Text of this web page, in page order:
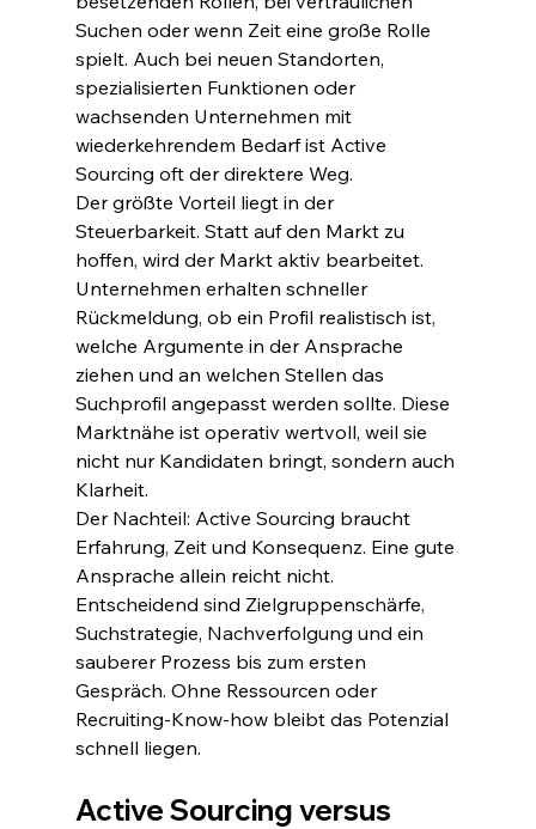
Suchen oder wenn Zeit eine große Rolle
spielt. Auch bei neuen Standorten,
spezialisierten Funktionen oder
wachsenden Unternehmen mit
wiederkehrendem Bedarf ist Active
Sourcing oft der direktere Weg.
Der größte Vorteil liegt in der
Steuerbarkeit. Statt auf den Markt zu
hoffen, wird der Markt aktiv bearbeitet.
Unternehmen erhalten schneller
Rückmeldung, ob ein Profil realistisch ist,
welche Argumente in der Ansprache
ziehen und an welchen Stellen das
Suchprofil angepasst werden sollte. Diese
Marktnähe ist operativ wertvoll, weil sie
nicht nur Kandidaten bringt, sondern auch
Klarheit.
Der Nachteil: Active Sourcing braucht
Erfahrung, Zeit und Konsequenz. Eine gute
Ansprache allein reicht nicht.
Entscheidend sind Zielgruppenschärfe,
Suchstrategie, Nachverfolgung und ein
sauberer Prozess bis zum ersten
Gespräch. Ohne Ressourcen oder
Recruiting-Know-how bleibt das Potenzial
schnell liegen.
Active Sourcing versus